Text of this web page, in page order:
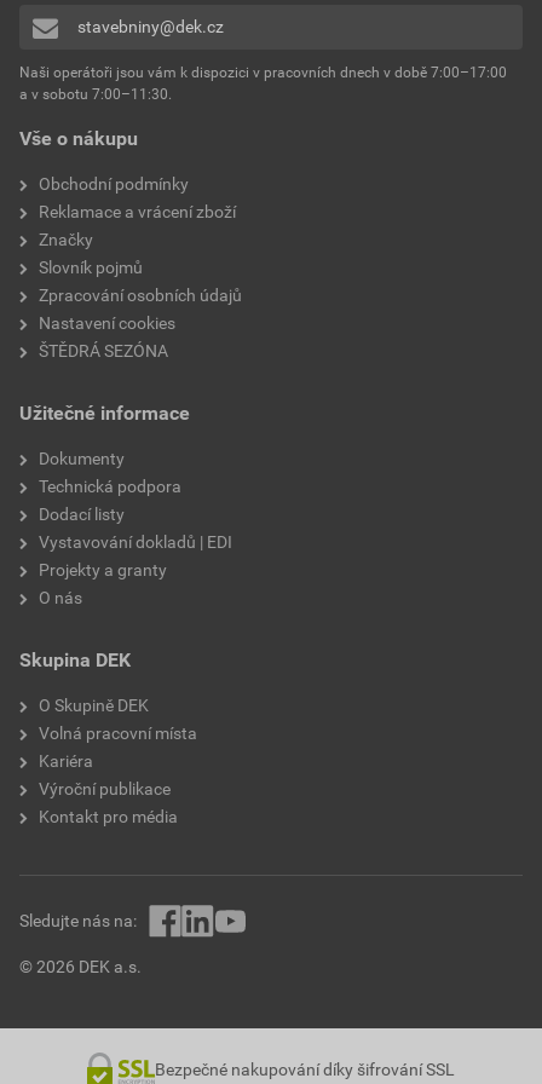
Vše o nákupu
Obchodní podmínky
Reklamace a vrácení zboží
Značky
Slovník pojmů
Zpracování osobních údajů
Nastavení cookies
ŠTĚDRÁ SEZÓNA
Užitečné informace
Dokumenty
Technická podpora
Dodací listy
Vystavování dokladů | EDI
Projekty a granty
O nás
Skupina DEK
O Skupině DEK
Volná pracovní místa
Kariéra
Výroční publikace
Kontakt pro média
stavebniny@dek.cz
Naši operátoři jsou vám k dispozici v pracovních dnech v době 7:00–17:00
a v sobotu 7:00–11:30.
© 2026 DEK a.s.
Sledujte nás na:
Bezpečné nakupování díky šifrování SSL